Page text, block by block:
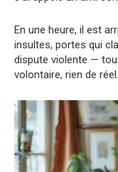
En une heure, il est
insultes, portes qui
dispute violente —
volontaire, rien de réel.